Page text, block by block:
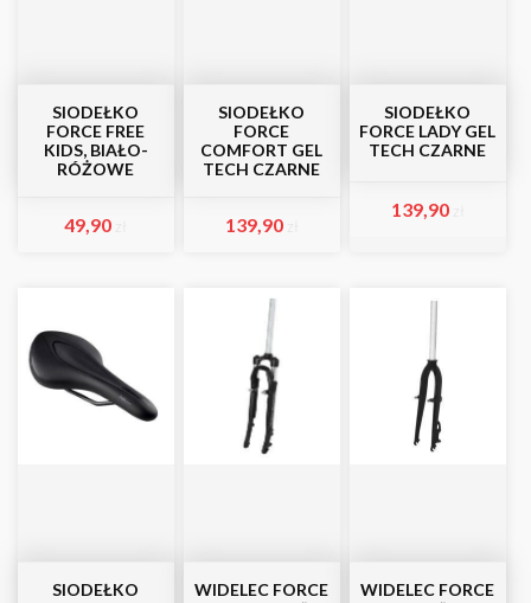
SIODEŁKO
FORCE FREE
KIDS, BIAŁO-
RÓŻOWE
49,90
SIODEŁKO
FORCE
COMFORT GEL
TECH CZARNE
139,90
SIODEŁKO
FORCE LADY GEL
TECH CZARNE
139,90
SIODEŁKO
WIDELEC FORCE
WIDELEC FORCE